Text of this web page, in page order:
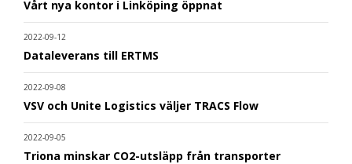
Vårt nya kontor i Linköping öppnat
2022-09-12
Dataleverans till ERTMS
2022-09-08
VSV och Unite Logistics väljer TRACS Flow
2022-09-05
Triona minskar CO2-utsläpp från transporter